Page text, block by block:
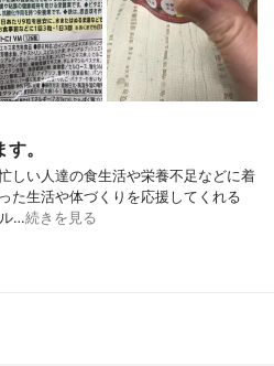
。
しい人達の食生活や栄養不足などに着
た生活や体づくりを応援してくれる
…続きを見る